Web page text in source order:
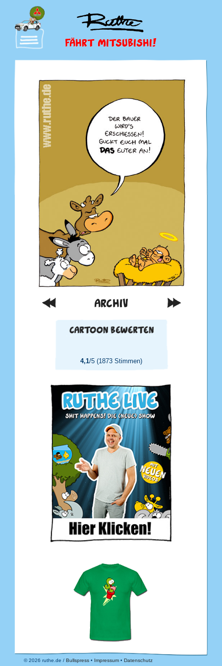
FÄHRT MITSUBISHI!
ARCHIV
4,1/5 (1873 Stimmen)
© 2026 ruthe.de / Bullspress • Impressum • Datenschutz